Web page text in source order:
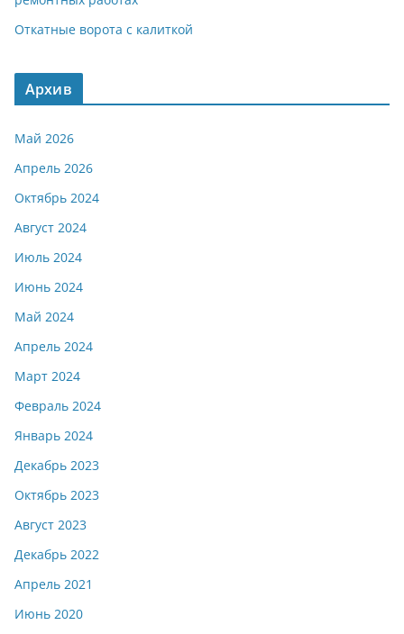
Откатные ворота с калиткой
Архив
Май 2026
Апрель 2026
Октябрь 2024
Август 2024
Июль 2024
Июнь 2024
Май 2024
Апрель 2024
Март 2024
Февраль 2024
Январь 2024
Декабрь 2023
Октябрь 2023
Август 2023
Декабрь 2022
Апрель 2021
Июнь 2020